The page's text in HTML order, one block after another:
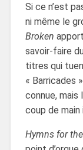
Si ce n’est
ni même le
Broken
savoir-faire
titres qui
« Barricades
connue,
coup de main
Hymns for